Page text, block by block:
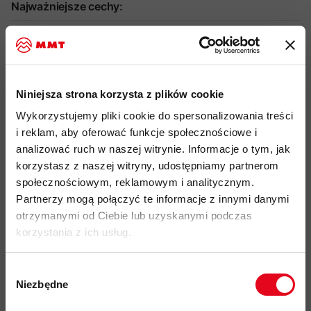
Niniejsza strona korzysta z plików cookie
Wykorzystujemy pliki cookie do spersonalizowania treści
i reklam, aby oferować funkcje społecznościowe i
analizować ruch w naszej witrynie. Informacje o tym, jak
korzystasz z naszej witryny, udostępniamy partnerom
społecznościowym, reklamowym i analitycznym.
Partnerzy mogą połączyć te informacje z innymi danymi
otrzymanymi od Ciebie lub uzyskanymi podczas
korzystania z ich usług.
zgody
Niezbędne
Najważniejsze cechy:
idealny produkt do: Alpinizm, Skitouring, Trekking, Trail
Running, Kolarstwo, Hiking, Podróże, użytkowanie Miejskie
mieszanki wełny merino i poliestru
materiał Equaliser Merino Wool o gramaturze 135 g/m2 (47%
wełna merino, 53% poliester z recyklingu) zapewniający
naturalną termoregulację, odporność na zapachy oraz
szybkie odprowadzanie wilgoci
wełna merino z certyfikatem RWS (Responsible Wool
Standard), mulesing-free, o grubości maksymalnie 19
mikronów
techniczny krój z okrągłym dekoltem zapewniający pełną
idealny produkt jako pierwsza warstwa do "cebulkowego"